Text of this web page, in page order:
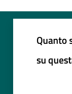
Quanto
su